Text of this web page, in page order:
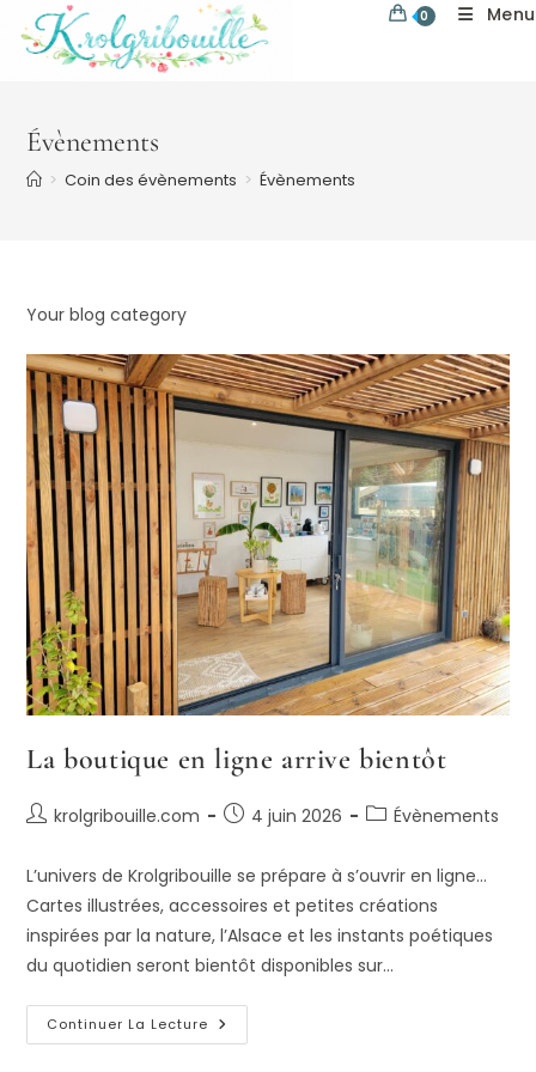
0 Menu
Évènements
> Coin des évènements > Évènements
Your blog category
La boutique en ligne arrive bientôt
Auteur/autrice
la
publication :
krolgribouille.com
Publication
4 juin 2026
PostÉvènements
L’univers de Krolgribouille se prépare à s’ouvrir en ligne…
Cartes illustrées, accessoires et petites créations
inspirées par la nature, l’Alsace et les instants poétiques
du quotidien seront bientôt disponibles sur…
Continuer La Lecture La
Boutique